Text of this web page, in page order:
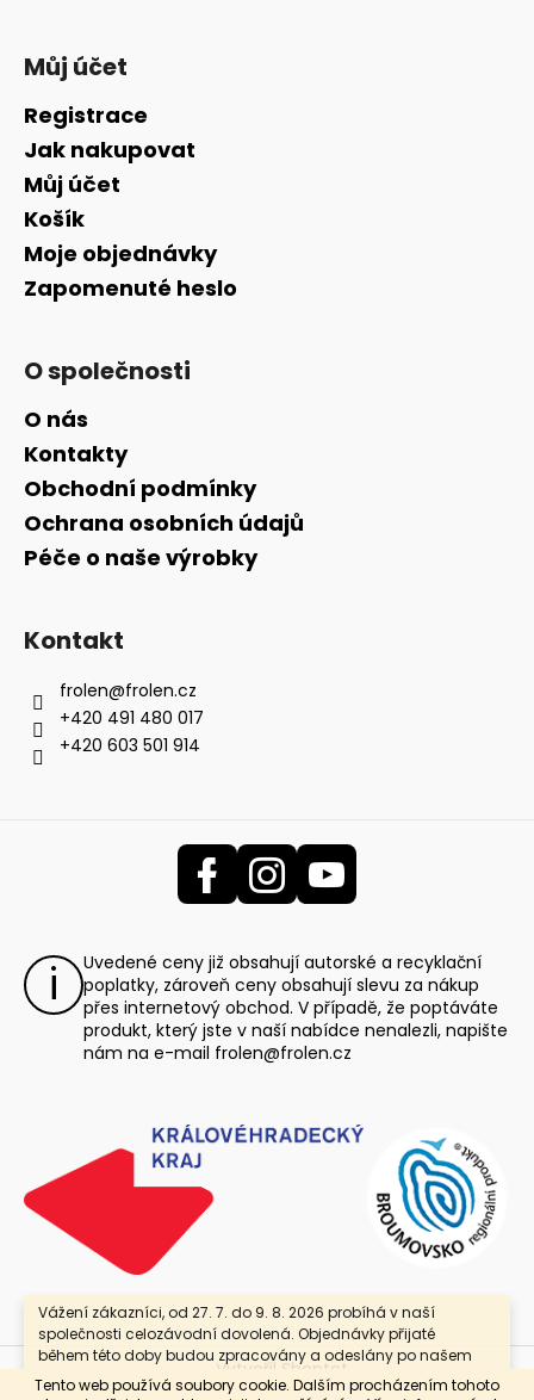
Tento web používá soubory cookie. Dalším procházením tohoto
Vážení zákazníci, od 27. 7. do 9. 8. 2026 probíhá v naší
společnosti celozávodní dovolená. Objednávky přijaté
během této doby budou zpracovány a odeslány po našem
návratu. Jako poděkování za Vaši trpělivost nabízíme
Můj účet
Registrace
Jak nakupovat
Můj účet
Košík
Moje objednávky
Zapomenuté heslo
O společnosti
O nás
Kontakty
Obchodní podmínky
Ochrana osobních údajů
Péče o naše výrobky
Kontakt
frolen@frolen.cz
+420 491 480 017
+420 603 501 914
Uvedené ceny již obsahují autorské a recyklační
poplatky, zároveň ceny obsahují slevu za nákup
přes internetový obchod. V případě, že poptáváte
produkt, který jste v naší nabídce nenalezli, napište
nám na e-mail frolen@frolen.cz
Vytvořil Shoptet